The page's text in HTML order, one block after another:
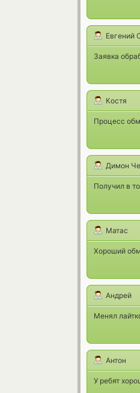
Евгений
Заявка
Костя
Процесс
Димон
Получил в
Матас
Хороший
Андрей
Менял
Антон
У ребят